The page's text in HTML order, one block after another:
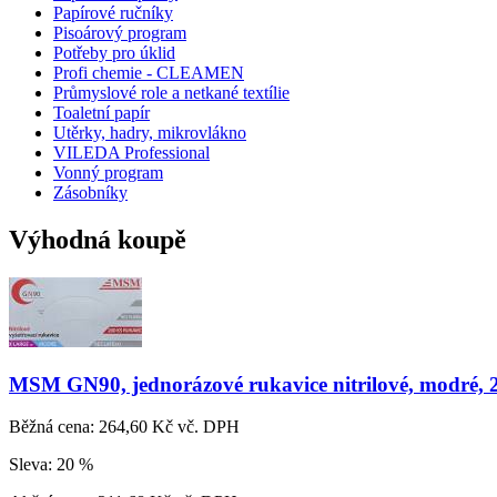
Papírové ručníky
Pisoárový program
Potřeby pro úklid
Profi chemie - CLEAMEN
Průmyslové role a netkané textílie
Toaletní papír
Utěrky, hadry, mikrovlákno
VILEDA Professional
Vonný program
Zásobníky
Výhodná koupě
MSM GN90, jednorázové rukavice nitrilové, modré,
Běžná cena: 264,60 Kč vč. DPH
Sleva: 20 %